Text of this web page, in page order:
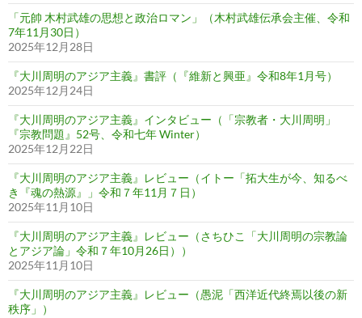
「元帥 木村武雄の思想と政治ロマン」（木村武雄伝承会主催、令和
7年11月30日）
2025年12月28日
『大川周明のアジア主義』書評（『維新と興亜』令和8年1月号）
2025年12月24日
『大川周明のアジア主義』インタビュー（「宗教者・大川周明」
『宗教問題』52号、令和七年 Winter）
2025年12月22日
『大川周明のアジア主義』レビュー（イトー「拓大生が今、知るべ
き『魂の熱源』」令和７年11月７日）
2025年11月10日
『大川周明のアジア主義』レビュー（さちひこ「大川周明の宗教論
とアジア論」令和７年10月26日））
2025年11月10日
『大川周明のアジア主義』レビュー（愚泥「西洋近代終焉以後の新
秩序」）